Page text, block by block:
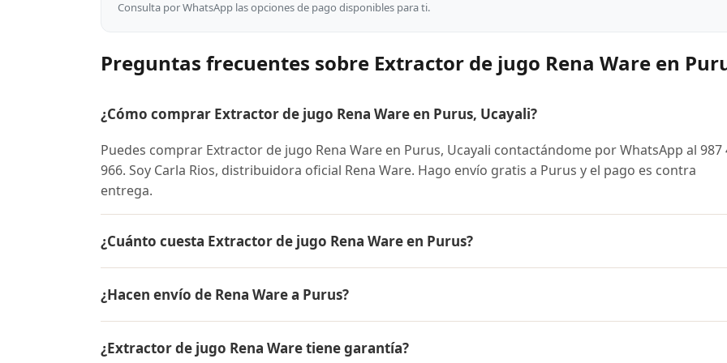
Consulta por WhatsApp las opciones de pago disponibles para ti.
Preguntas frecuentes sobre Extractor de jugo Rena Ware en
¿Cómo comprar Extractor de jugo Rena Ware en Purus, Ucayali?
Puedes comprar Extractor de jugo Rena Ware en Purus, Ucayali contactándome por WhatsApp al 987
966. Soy Carla Rios, distribuidora oficial Rena Ware. Hago envío gratis a Purus y el pago es contra
entrega.
¿Cuánto cuesta Extractor de jugo Rena Ware en Purus?
conocer el precio actual, promociones disponibles y facilidades de pago en cuotas desde el 10% de
¿Hacen envío de Rena Ware a Purus?
contra entrega.
¿Extractor de jugo Rena Ware tiene garantía?